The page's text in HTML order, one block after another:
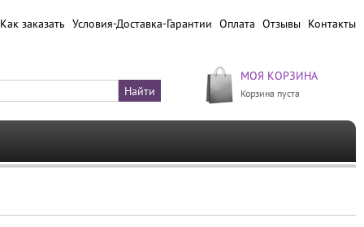
Как заказать Условия-Доставка-Гарантии Оплата Отзывы Контакты
МОЯ КОРЗИНА
Корзина пуста